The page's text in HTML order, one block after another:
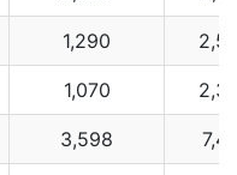
1,290
1,070
3,598